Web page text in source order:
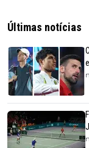
Últimas notícias